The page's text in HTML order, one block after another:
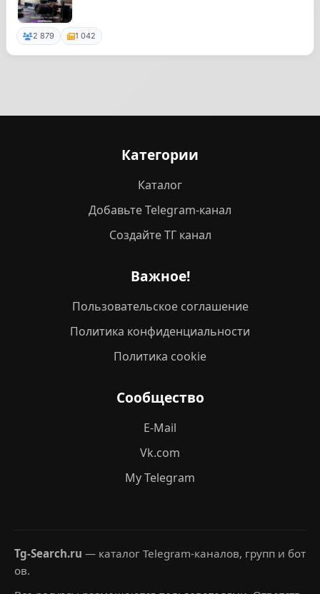
2 879 1 042
Категории
Каталог
Добавьте Telegram-канал
Создайте ТГ канал
Важное!
Пользовательское соглашение
Политика конфиденциальности
Политика cookie
Сообщество
E-Mail
Vk.com
My Telegram
Tg-Search.ru — каталог Telegram-каналов, групп и бот
ов.